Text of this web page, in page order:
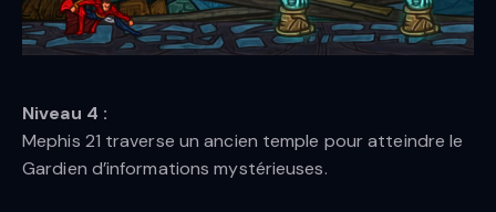
Niveau 4 :
Mephis 21 traverse un ancien temple pour atteindre le
Gardien d’informations mystérieuses.